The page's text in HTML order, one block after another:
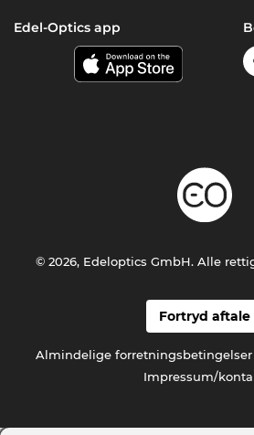
Edel-Optics app
Fortryd aftale
Almindelige forretningsbetingelser
Impressum/
© 2026, Edeloptics GmbH. Alle